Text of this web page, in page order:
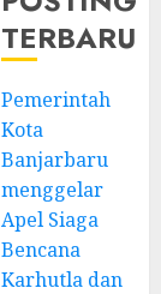
TERBARU
Pemerintah
Kota
Banjarbaru
menggelar
Apel Siaga
Bencana
Karhutla dan